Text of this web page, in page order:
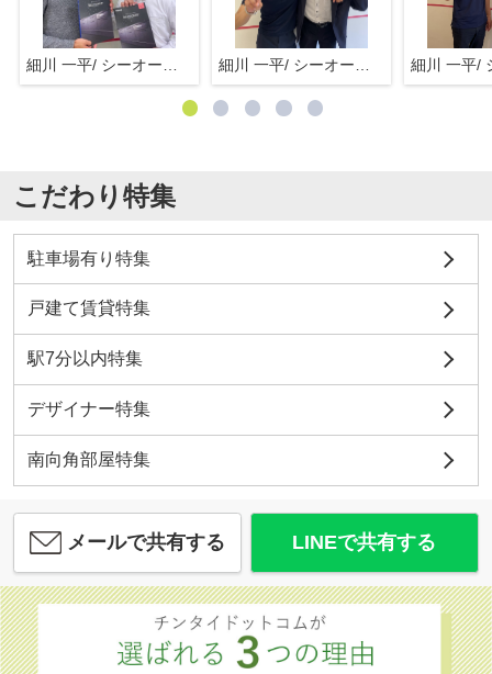
こだわり特集
駐車場有り特集
戸建て賃貸特集
駅7分以内特集
デザイナー特集
南向角部屋特集
メールで共有する LINEで共有する